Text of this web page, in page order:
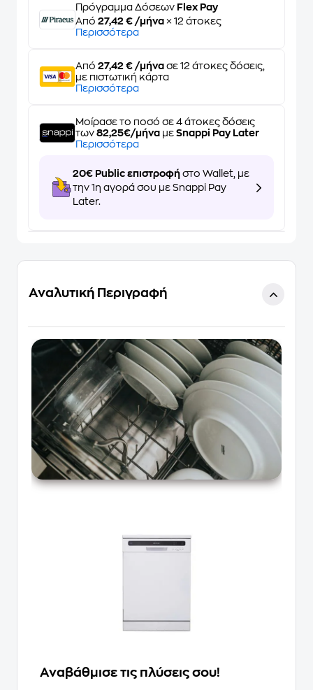
Πρόγραμμα Δόσεων Flex Pay
Από 27,42 € /μήνα × 12 άτοκες
Περισσότερα
Από 27,42 € /μήνα σε 12 άτοκες δόσεις,
με πιστωτική κάρτα
Περισσότερα
Μοίρασε το ποσό σε 4 άτοκες δόσεις
των 82,25€/μήνα με Snappi Pay Later
Περισσότερα
20€ Public επιστροφή στο Wallet, με
την 1η αγορά σου με Snappi Pay
Later.
Αναλυτική Περιγραφή
Αναβάθμισε τις πλύσεις σου!